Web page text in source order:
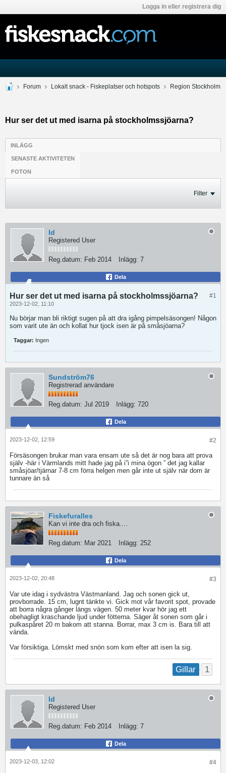
Logga in eller registrera dig
Forum Lokalt snack - Fiskeplatser och hotspots Region Stockholm
Hur ser det ut med isarna på stockholmssjöarna?
INLÄGG
SENASTE AKTIVITETEN
FOTON
Filter
ld
Registered User
Reg.datum: Feb 2014 Inlägg: 7
Dela
#1
Hur ser det ut med isarna på stockholmssjöarna?
2023-12-02, 11:10
Nu börjar man bli riktigt sugen på att dra igång pimpelsäsongen! Någon
som varit ute än och kollat hur tjock isen är på småsjöarna?
Taggar: Ingen
Sundström76
Registrerad användare
Reg.datum: Jul 2019 Inlägg: 720
Dela
#2
2023-12-02, 12:59
Försäsongen brukar man vara ensam ute så det är nog bara att prova
själv -här i Värmlands mitt hade jag på i”i mina ögon ” det jag kallar
småsjöar/tjärnar 7-8 cm förra helgen men går inte ut själv när dom är
tunnare än så
Fiskefuralles
Kan vi inte dra och fiska....
Reg.datum: Mar 2021 Inlägg: 252
Dela
#3
2023-12-02, 20:48
Var ute idag i sydvästra Västmanland. Jag och sonen gick ut,
provborrade. 15 cm, lugnt tänkte vi. Gick mot vår favorit spot, provade
att borra några gånger längs vägen. 50 meter kvar hör jag ett
obehagligt kraschande ljud under fötterna. Säger åt sonen som går i
pulkaspåret 20 m bakom att stanna. Borrar, max 3 cm is. Bara till att
vända.
Var försiktiga. Lömskt med snön som kom efter att isen la sig.
Gillar 1
ld
Registered User
Reg.datum: Feb 2014 Inlägg: 7
Dela
#4
2023-12-03, 12:02